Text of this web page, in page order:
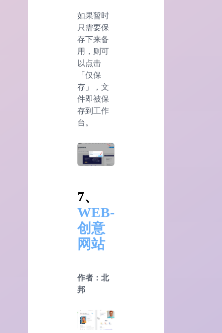
如果暂时
只需要保
存下来备
用，则可
以点击
「仅保
存」，文
件即被保
存到工作
台。
7、
WEB-
创意
网站
作者：北
邦